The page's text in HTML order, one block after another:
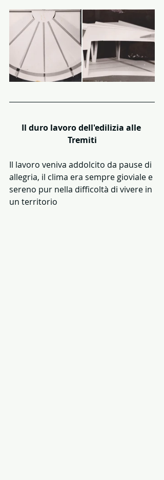
Il duro lavoro dell'edilizia alle
Tremiti
Il lavoro veniva addolcito da pause di
allegria, il clima era sempre gioviale e
sereno pur nella difficoltà di vivere in
un territorio